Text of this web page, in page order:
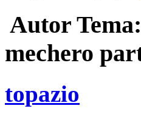
Autor
mechero
topazio